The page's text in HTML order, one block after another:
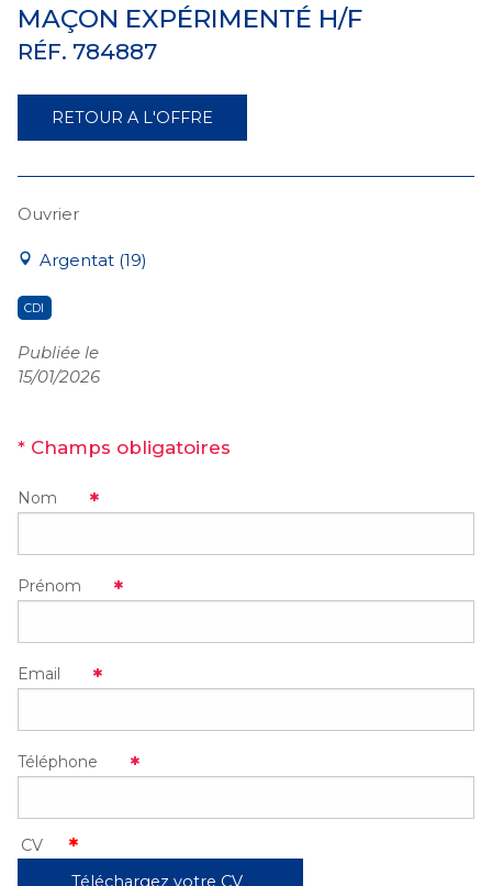
MAÇON EXPÉRIMENTÉ H/F
RÉF. 784887
RETOUR A L'OFFRE
Ouvrier
Argentat (19)
CDI
Publiée le
15/01/2026
* Champs obligatoires
Nom
Prénom
Email
Téléphone
Téléchargez votre CV